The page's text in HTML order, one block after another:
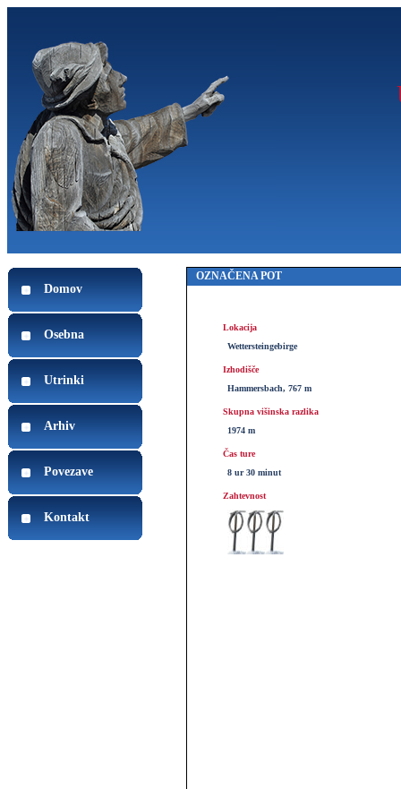
Domov
Osebna
Utrinki
Arhiv
Povezave
Kontakt
OZNAČENA POT
Lokacija
Wettersteingebirge
Izhodišče
Hammersbach, 767 m
Skupna višinska razlika
1974 m
Čas ture
8 ur 30 minut
Zahtevnost